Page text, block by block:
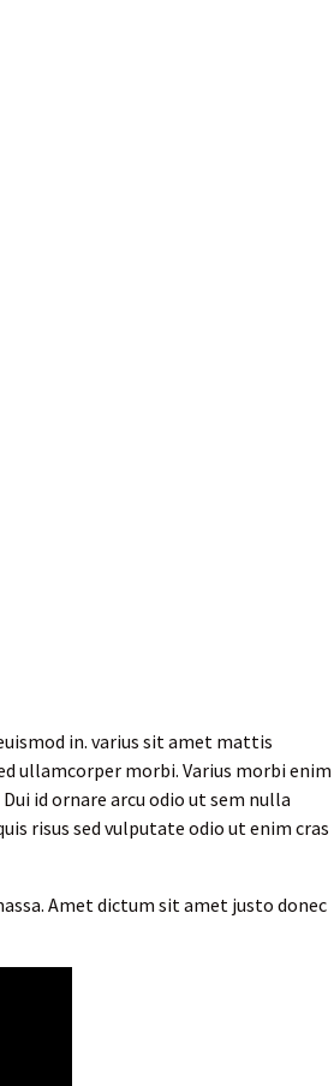
in. varius sit amet mattis
ullamcorper morbi. Varius morbi enim
id ornare arcu odio ut sem nulla
risus sed vulputate odio ut enim cras
Amet dictum sit amet justo donec